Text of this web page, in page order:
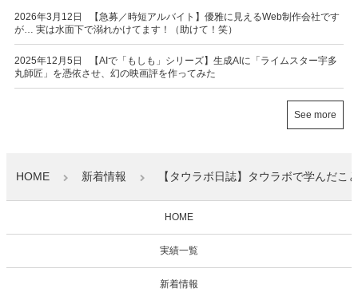
2026年3月12日
【急募／時短アルバイト】優雅に見えるWeb制作会社です
が… 実は水面下で溺れかけてます！（助けて！笑）
2025年12月5日
【AIで「もしも」シリーズ】生成AIに「ライムスター宇多
丸師匠」を憑依させ、幻の映画評を作ってみた
See more
HOME 新着情報 【タウラボ日誌】タウラボで学んだこ
HOME
実績一覧
新着情報